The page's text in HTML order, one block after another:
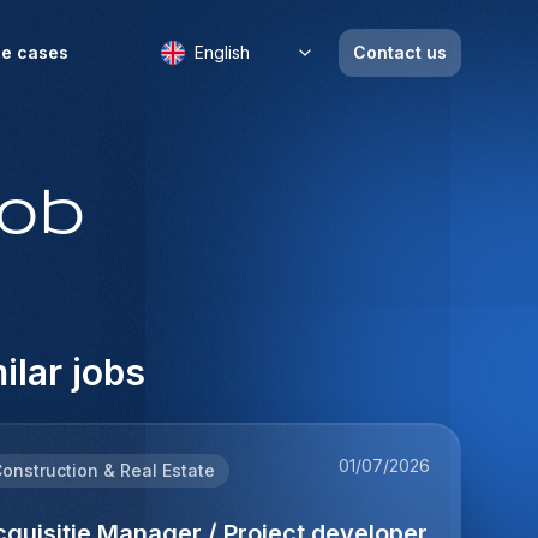
cases English Contact us
jobs
& Real Estate 01/07/2026